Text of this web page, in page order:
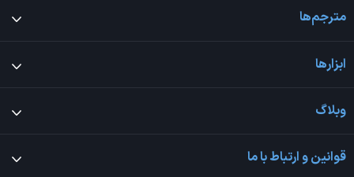
مترجم‌ها
ابزارها
وبلاگ
قوانین و ارتباط با ما